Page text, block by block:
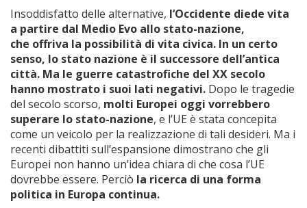
Insoddisfatto delle alternative, l’Occidente diede vita
a partire dal Medio Evo allo stato-nazione,
che offriva la possibilità di vita civica. In un certo
senso, lo stato nazione è il successore dell’antica
città. Ma le guerre catastrofiche del XX secolo
hanno mostrato i suoi lati negativi. Dopo le tragedie
del secolo scorso, molti Europei oggi vorrebbero
superare lo stato-nazione, e l’UE è stata concepita
come un veicolo per la realizzazione di tali desideri. Ma i
recenti dibattiti sull’espansione dimostrano che gli
Europei non hanno un’idea chiara di che cosa l’UE
dovrebbe essere. Perciò la ricerca di una forma
politica in Europa continua.